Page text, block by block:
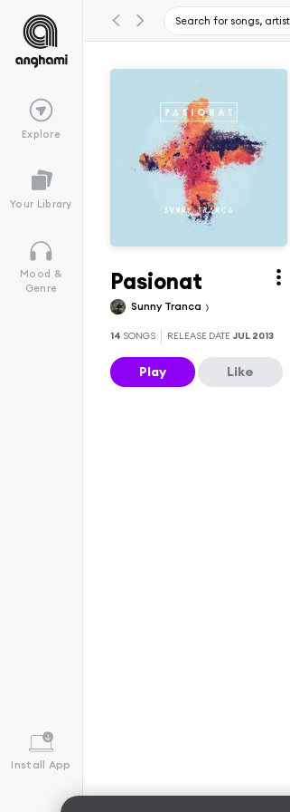
Explore
Your Library
Mood &
Genre
Install App
Pasionat
Sunny Tranca
14 SONGS RELEASE DATE JUL 2013
Play Like